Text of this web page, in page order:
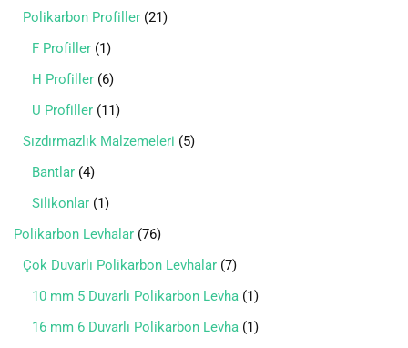
Polikarbon Profiller 21
F Profiller 1
H Profiller 6
U Profiller 11
Sızdırmazlık Malzemeleri
5
Bantlar 4
Silikonlar 1
Polikarbon Levhalar 76
Çok Duvarlı Polikarbon Levhalar 7
10 mm 5 Duvarlı Polikarbon Levha 1
16 mm 6 Duvarlı Polikarbon Levha 1